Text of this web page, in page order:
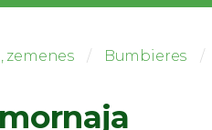
zemenes Bumbieres